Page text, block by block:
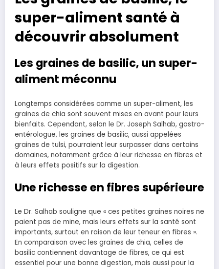
super-aliment santé à
découvrir absolument
Les graines de basilic, un super-
aliment méconnu
Longtemps considérées comme un super-aliment, les
graines de chia sont souvent mises en avant pour leurs
bienfaits. Cependant, selon le Dr. Joseph Salhab, gastro-
entérologue, les graines de basilic, aussi appelées
graines de tulsi, pourraient leur surpasser dans certains
domaines, notamment grâce à leur richesse en fibres et
à leurs effets positifs sur la digestion.
Une richesse en fibres supérieure
Le Dr. Salhab souligne que « ces petites graines noires ne
paient pas de mine, mais leurs effets sur la santé sont
importants, surtout en raison de leur teneur en fibres ».
En comparaison avec les graines de chia, celles de
basilic contiennent davantage de fibres, ce qui est
essentiel pour une bonne digestion, mais aussi pour la